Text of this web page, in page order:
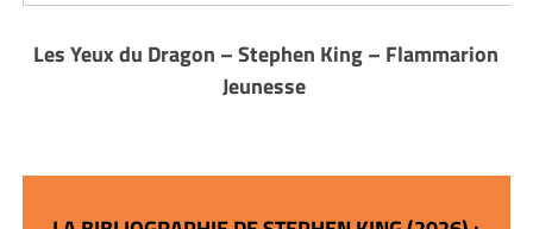
Les Yeux du Dragon – Stephen King – Flammarion
Jeunesse